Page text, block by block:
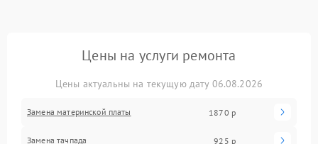
Цены на услуги ремонта
Цены актуальны на текущую дату 06.08.2026
Замена материнской платы 1870 р
Замена тачпада 925 р